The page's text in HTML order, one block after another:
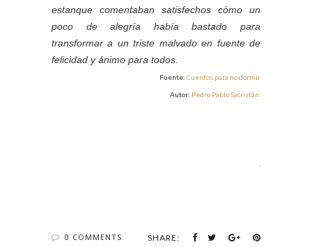
estanque comentaban satisfechos cómo un
poco de alegría había bastado para
transformar a un triste malvado en fuente de
felicidad y ánimo para todos.
Fuente: Cuentos para no dormir
Autor: Pedro Pablo Sacristán
.
0 COMMENTS SHARE: